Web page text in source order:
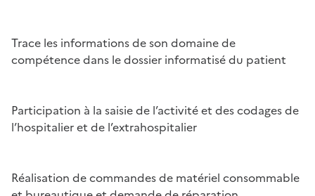
Trace les informations de son domaine de
compétence dans le dossier informatisé du patient
Participation à la saisie de l’activité et des codages de
l’hospitalier et de l’extrahospitalier
Réalisation de commandes de matériel consommable